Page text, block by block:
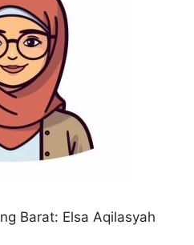
Barat: Elsa Aqilasyah